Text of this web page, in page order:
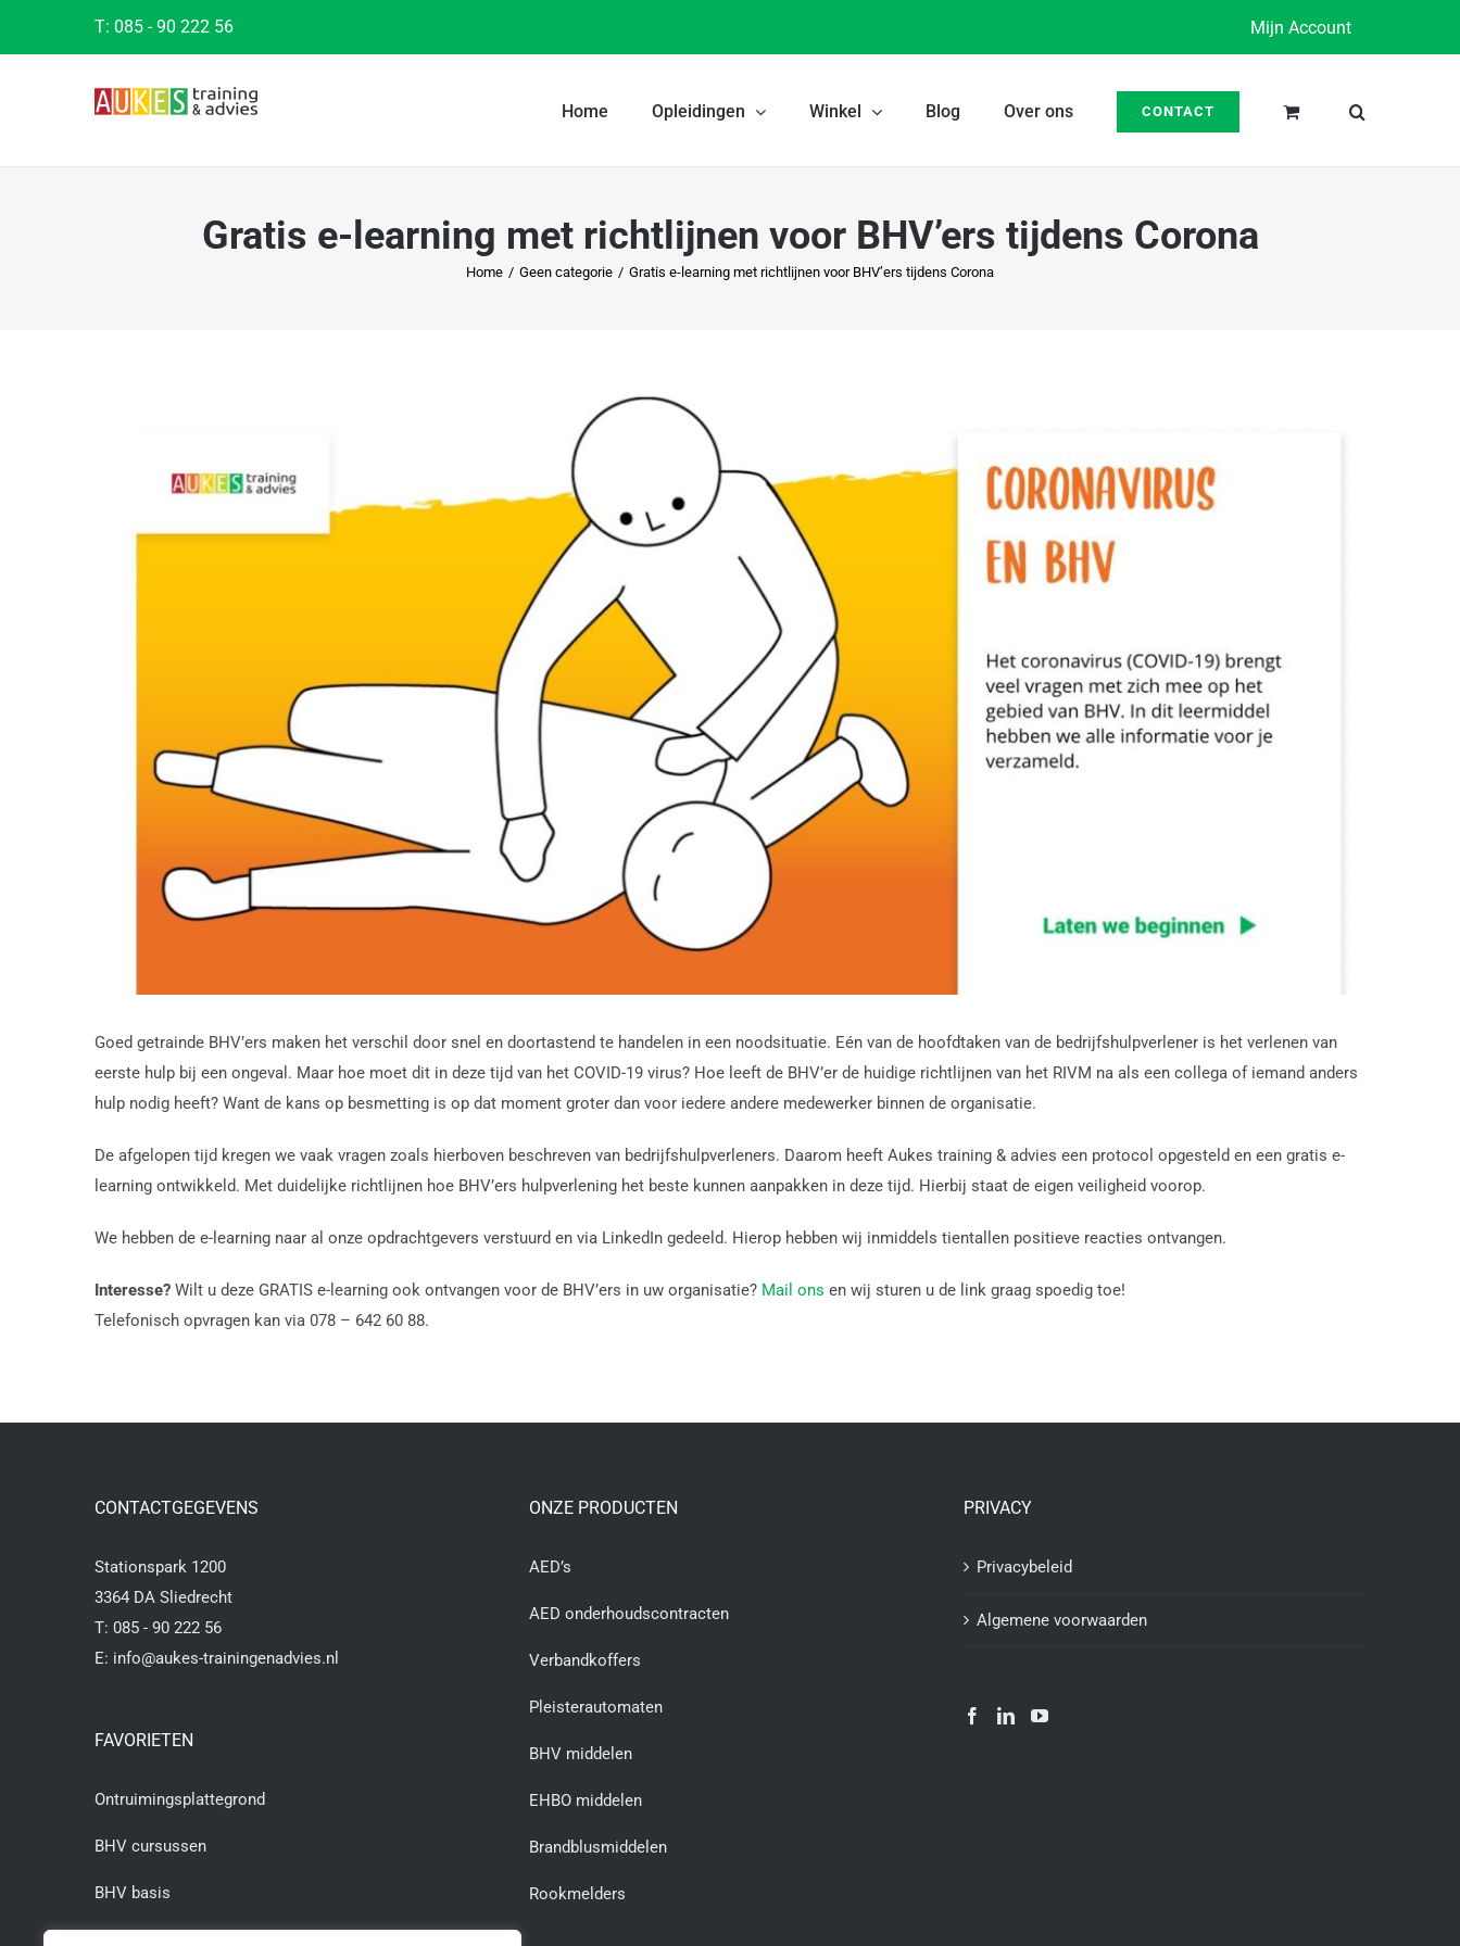
T: 085 - 90 222 56 Mijn Account
Home Opleidingen Winkel Blog Over ons CONTACT
Gratis e-learning met richtlijnen voor BHV’ers tijdens Corona
Home / Geen categorie / Gratis e-learning met richtlijnen voor BHV’ers tijdens Corona
Goed getrainde BHV’ers maken het verschil door snel en doortastend te handelen in een noodsituatie. Eén van de hoofdtaken van de bedrijfshulpverlener is het verlenen van
eerste hulp bij een ongeval. Maar hoe moet dit in deze tijd van het COVID-19 virus? Hoe leeft de BHV’er de huidige richtlijnen van het RIVM na als een collega of iemand anders
hulp nodig heeft? Want de kans op besmetting is op dat moment groter dan voor iedere andere medewerker binnen de organisatie.
De afgelopen tijd kregen we vaak vragen zoals hierboven beschreven van bedrijfshulpverleners. Daarom heeft Aukes training & advies een protocol opgesteld en een gratis e-
learning ontwikkeld. Met duidelijke richtlijnen hoe BHV’ers hulpverlening het beste kunnen aanpakken in deze tijd. Hierbij staat de eigen veiligheid voorop.
We hebben de e-learning naar al onze opdrachtgevers verstuurd en via LinkedIn gedeeld. Hierop hebben wij inmiddels tientallen positieve reacties ontvangen.
Interesse? Wilt u deze GRATIS e-learning ook ontvangen voor de BHV’ers in uw organisatie? Mail ons en wij sturen u de link graag spoedig toe!
Telefonisch opvragen kan via 078 – 642 60 88.
CONTACTGEGEVENS
Stationspark 1200
3364 DA Sliedrecht
T: 085 - 90 222 56
E: info@aukes-trainingenadvies.nl
FAVORIETEN
Ontruimingsplattegrond
BHV cursussen
BHV basis
ONZE PRODUCTEN
AED’s
AED onderhoudscontracten
Verbandkoffers
Pleisterautomaten
BHV middelen
EHBO middelen
Brandblusmiddelen
Rookmelders
PRIVACY
Privacybeleid
Algemene voorwaarden